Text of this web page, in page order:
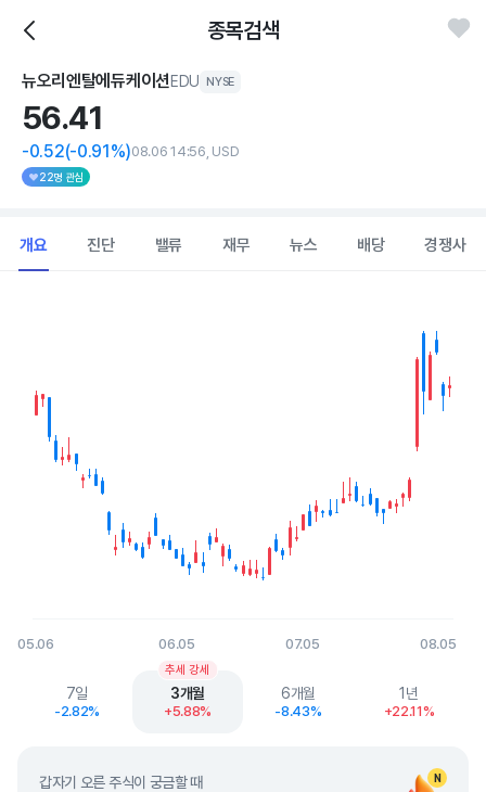
종목검색
뉴오리엔탈에듀케이션EDU NYSE
56.41
-0.52(-0.91%)08.06 14:56, USD
22명 관심
개요 진단 밸류 재무 뉴스 배당 경쟁사
The chart has 1 X axis displaying Time. Data ranges from
The chart has 1 Y axis displaying values. Data ranges from
05.06 06.05 07.05 08.05
End of interactive chart.
7일
-2.82%
3개월
+5.88%
추세 강세
6개월
-8.43%
1년
+22.11%
N
갑자기 오른 주식이 궁금할 때